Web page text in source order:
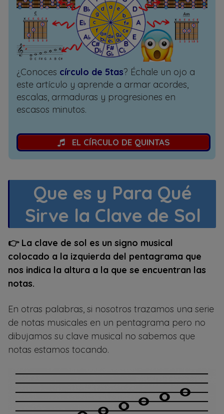
¿Conoces círculo de 5tas? Échale un ojo a
este artículo y aprende a armar acordes,
escalas, armaduras y progresiones en
escasos minutos.
EL CÍRCULO DE QUINTAS
Que es y Para Qué
Sirve la Clave de Sol
👉 La clave de sol es un signo musical
colocado a la izquierda del pentagrama que
nos indica la altura a la que se encuentran las
notas.
En otras palabras, si nosotros trazamos una serie
de notas musicales en un pentagrama pero no
dibujamos su clave musical no sabemos que
notas estamos tocando.